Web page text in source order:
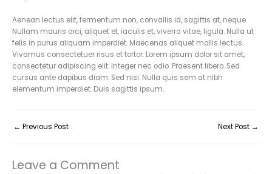
Aenean lectus elit, fermentum non, convallis id, sagittis at, neque.
Nullam mauris orci, aliquet et, iaculis et, viverra vitae, ligula. Nulla ut
felis in purus aliquam imperdiet. Maecenas aliquet mollis lectus.
Vivamus consectetuer risus et tortor. Lorem ipsum dolor sit amet,
consectetur adipiscing elit. Integer nec odio. Praesent libero. Sed
cursus ante dapibus diam. Sed nisi. Nulla quis sem at nibh
elementum imperdiet. Duis sagittis ipsum.
← Previous Post Next Post →
Leave a Comment